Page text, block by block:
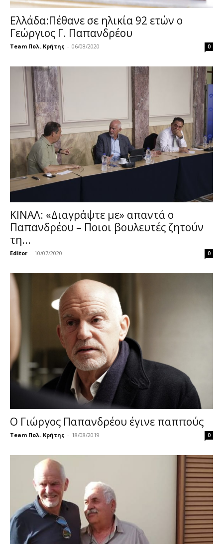
Ελλάδα:Πέθανε σε ηλικία 92 ετών ο
Γεώργιος Γ. Παπανδρέου
Team Πολ. Κρήτης - 06/08/2020 0
ΚΙΝΑΛ: «Διαγράψτε με» απαντά ο
Παπανδρέου – Ποιοι βουλευτές ζητούν
τη...
Editor - 10/07/2020 0
Ο Γιώργος Παπανδρέου έγινε παππούς
Team Πολ. Κρήτης - 18/08/2019 0